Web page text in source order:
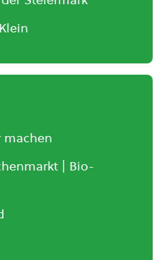
machen
| Bio-